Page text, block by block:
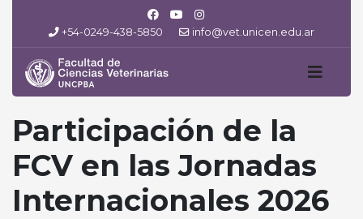
+54-0249-438-5850 info@vet.unicen.edu.ar
Participación de la
FCV en las Jornadas
Internacionales 2026